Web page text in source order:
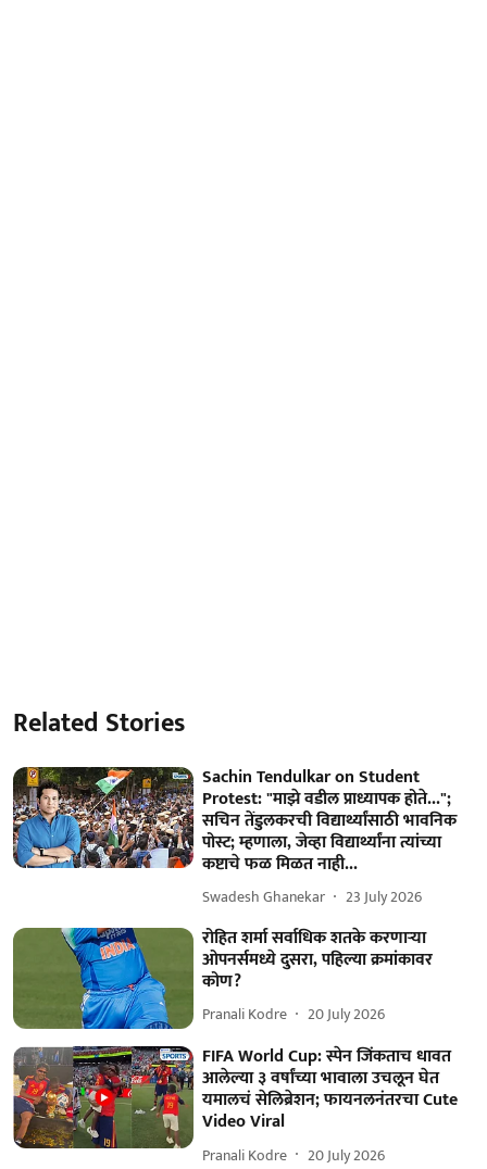
Related Stories
Sachin Tendulkar on Student
Protest: "माझे वडील प्राध्यापक होते...";
सचिन तेंडुलकरची विद्यार्थ्यांसाठी भावनिक
पोस्ट; म्हणाला, जेव्हा विद्यार्थ्यांना त्यांच्या
कष्टाचे फळ मिळत नाही...
Swadesh Ghanekar 23 July 2026
रोहित शर्मा सर्वाधिक शतके करणाऱ्या
ओपनर्समध्ये दुसरा, पहिल्या क्रमांकावर
कोण?
Pranali Kodre 20 July 2026
FIFA World Cup: स्पेन जिंकताच धावत
आलेल्या ३ वर्षांच्या भावाला उचलून घेत
यमालचं सेलिब्रेशन; फायनलनंतरचा Cute
Video Viral
Pranali Kodre 20 July 2026